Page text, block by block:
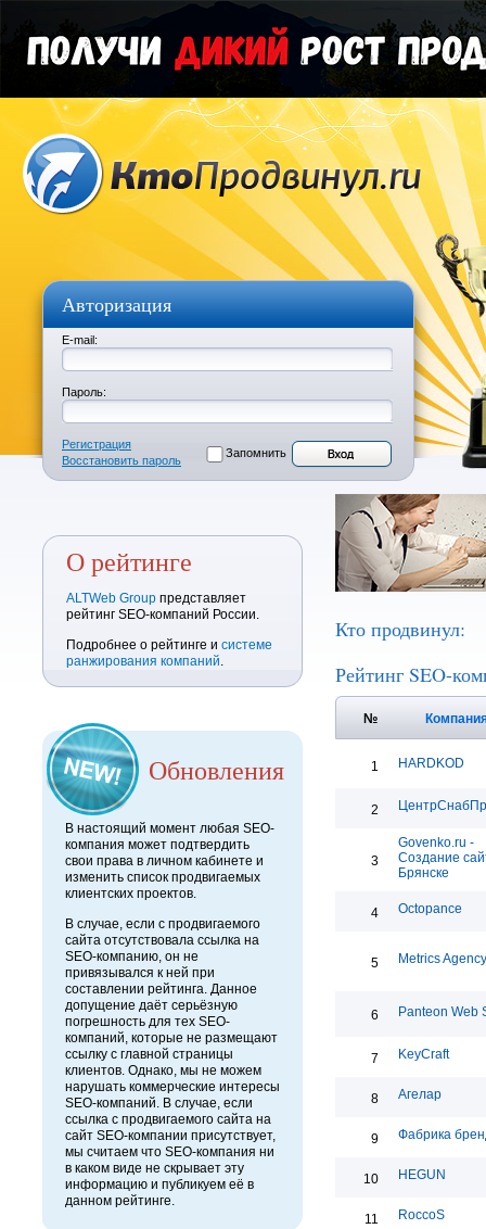
Авторизация
E-mail:
Пароль:
Регистрация
Восстановить пароль
Запомнить
О рейтинге
ALTWeb Group представляет
рейтинг SEO-компаний России.
Подробнее о рейтинге и системе
ранжирования компаний.
Обновления
В настоящий момент любая SEO-
компания может подтвердить
свои права в личном кабинете и
изменить список продвигаемых
клиентских проектов.
В случае, если с продвигаемого
сайта отсутствовала ссылка на
SEO-компанию, он не
привязывался к ней при
составлении рейтинга. Данное
допущение даёт серьёзную
погрешность для тех SEO-
компаний, которые не размещают
ссылку с главной страницы
клиентов. Однако, мы не можем
нарушать коммерческие интересы
SEO-компаний. В случае, если
ссылка с продвигаемого сайта на
сайт SEO-компании присутствует,
мы считаем что SEO-компания ни
в каком виде не скрывает эту
информацию и публикуем её в
данном рейтинге.
Кто продвинул:
Рейтинг SEO-
№
1 HARDKOD
2
3
Govenko.ru -
Создание
Брянске
4 Octopance
5 Metrics Agency
6 Panteon Web
7 KeyCraft
8 Агелар
9 Фабрика
10 HEGUN
11 RoccoS